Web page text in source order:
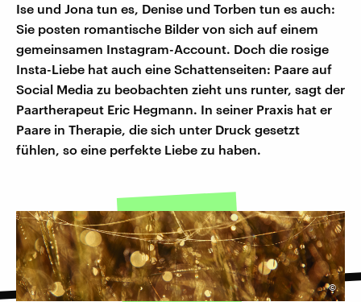
Ise und Jona tun es, Denise und Torben tun es auch:
Sie posten romantische Bilder von sich auf einem
gemeinsamen Instagram-Account. Doch die rosige
Insta-Liebe hat auch eine Schattenseiten: Paare auf
Social Media zu beobachten zieht uns runter, sagt der
Paartherapeut Eric Hegmann. In seiner Praxis hat er
Paare in Therapie, die sich unter Druck gesetzt
fühlen, so eine perfekte Liebe zu haben.
©